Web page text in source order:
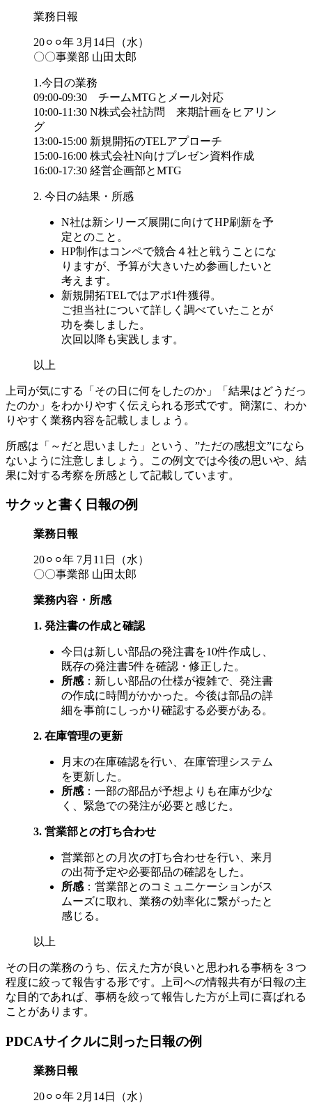
業務日報
20⚪︎⚪︎年 3月14日（水）
〇〇事業部 山田太郎
1.今日の業務
09:00-09:30 チームMTGとメール対応
10:00-11:30 N株式会社訪問 来期計画をヒアリン
グ
13:00-15:00 新規開拓のTELアプローチ
15:00-16:00 株式会社N向けプレゼン資料作成
16:00-17:30 経営企画部とMTG
2. 今日の結果・所感
N社は新シリーズ展開に向けてHP刷新を予
定とのこと。
HP制作はコンペで競合４社と戦うことにな
りますが、予算が大きいため参画したいと
考えます。
新規開拓TELではアポ1件獲得。
ご担当社について詳しく調べていたことが
功を奏しました。
次回以降も実践します。
以上
上司が気にする「その日に何をしたのか」「結果はどうだっ
たのか」をわかりやすく伝えられる形式です。簡潔に、わか
りやすく業務内容を記載しましょう。
所感は「～だと思いました」という、”ただの感想文”になら
ないように注意しましょう。この例文では今後の思いや、結
果に対する考察を所感として記載しています。
サクッと書く日報の例
業務日報
20⚪︎⚪︎年 7月11日（水）
〇〇事業部 山田太郎
業務内容・所感
1. 発注書の作成と確認
今日は新しい部品の発注書を10件作成し、
既存の発注書5件を確認・修正した。
所感 ：新しい部品の仕様が複雑で、発注書
の作成に時間がかかった。今後は部品の詳
細を事前にしっかり確認する必要がある。
2. 在庫管理の更新
月末の在庫確認を行い、在庫管理システム
を更新した。
所感 ：一部の部品が予想よりも在庫が少な
く、緊急での発注が必要と感じた。
3. 営業部との打ち合わせ
営業部との月次の打ち合わせを行い、来月
の出荷予定や必要部品の確認をした。
所感 ：営業部とのコミュニケーションがス
ムーズに取れ、業務の効率化に繋がったと
感じる。
以上
その日の業務のうち、伝えた方が良いと思われる事柄を３つ
程度に絞って報告する形です。上司への情報共有が日報の主
な目的であれば、事柄を絞って報告した方が上司に喜ばれる
ことがあります。
PDCAサイクルに則った日報の例
業務日報
20⚪︎⚪︎年 2月14日（水）